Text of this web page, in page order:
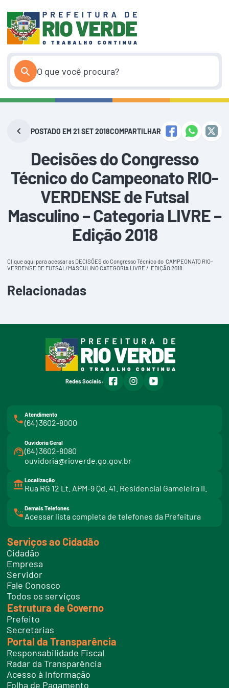
conteúdo
POSTADO EM 21 SET 2018COMPARTILHAR
Decisões do Congresso
Técnico do Campeonato RIO-
VERDENSE de Futsal
Masculino – Categoria LIVRE –
Edição 2018
Clique aqui para acessaras DECISÕES do Congresso Técnico do CAMPEONATO RIO-
VERDENSE DE FUTSAL/MASCULINO CATEGORIA LIVRE / EDIÇÃO 2018.
Relacionadas
Redes Sociais: facebookinstagramyoutube
Atendimento
(64) 3602-8000
Ouvidoria Geral
(64) 3602-8080
ouvidoria@rioverde.go.gov.br
Localização
Rua RG 12 Lt. APM-9 Qd. 41. Residencial Gameleira II.
Demais Telefones
Acessar lista completa de telefones da Prefeitura
i
t
e
l
f
o
e
s
Serviços ao Cidadão
Cidadão
Empresa
Servidor
Fale Conosco
Todos os serviços
Estrutura de Governo
Prefeito
Secretarias
Portal da Transparência
Responsabilidade Fiscal
Radar da Transparência
Acesso à Informação
Folha de Pagamento